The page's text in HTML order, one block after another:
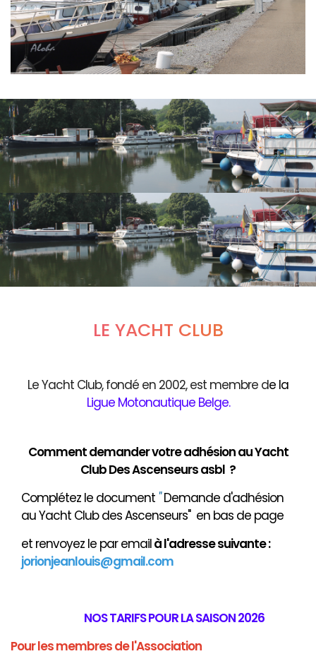
LE YACHT CLUB
Le Yacht Club, fondé en 2002, est membre de la
Ligue Motonautique Belge.
Comment demander votre adhésion au Yacht
Club Des Ascenseurs asbl ?
Complétez le document "Demande d'adhésion
au Yacht Club des Ascenseurs" en bas de page
et renvoyez le par emailàl'adresse suivante :
jorionjeanlouis@gmail.com
NOS TARIFS POUR LA SAISON 2026
Pour les membres de l'Association